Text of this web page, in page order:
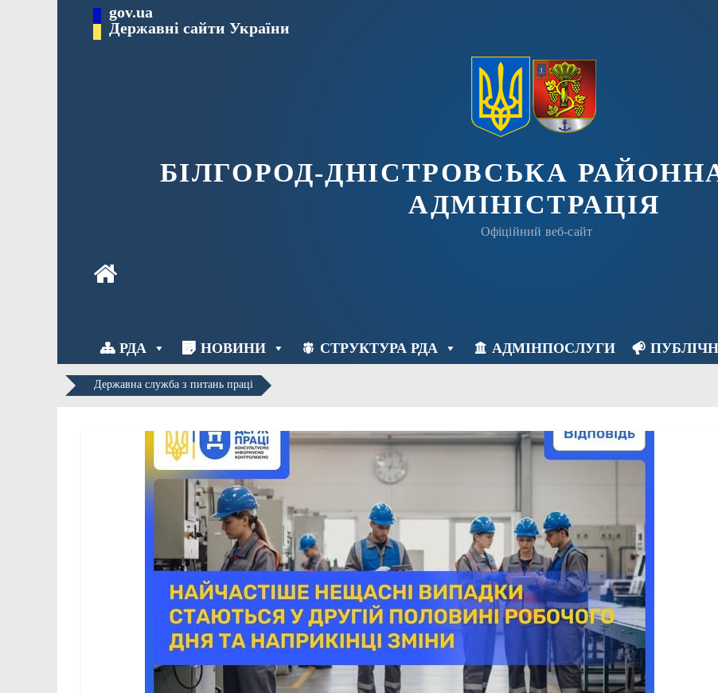
gov.ua
Державні сайти України
БІЛГОРОД-ДНІСТРОВСЬКА
АДМІНІСТРАЦІЯ
Офіційний веб-сайт
РДА НОВИНИ СТРУКТУРА РДА АДМІНПОСЛУГИ
Державна служба з питань праці